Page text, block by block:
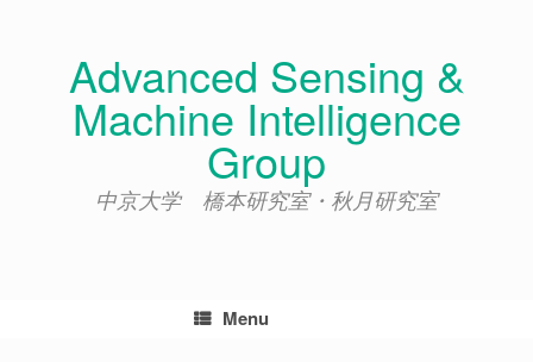
Advanced Sensing &
Machine Intelligence
Group
中京大学 橋本研究室・秋月研究室
Menu